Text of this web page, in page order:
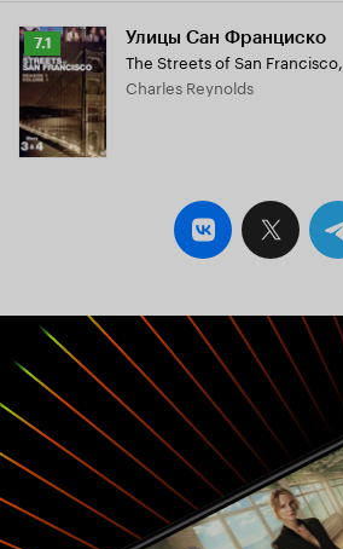
Рейтинг
Кинопоиска
7.1 Улицы Сан Франциско
The Streets of San Francisco,
Charles Reynolds